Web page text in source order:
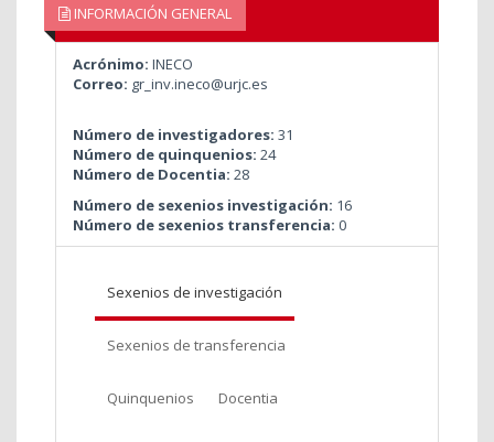
INFORMACIÓN GENERAL
Acrónimo: INECO
Correo: gr_inv.ineco@urjc.es
Número de investigadores: 31
Número de quinquenios: 24
Número de Docentia: 28
Número de sexenios investigación: 16
Número de sexenios transferencia: 0
Sexenios de investigación
Sexenios de transferencia
Quinquenios Docentia